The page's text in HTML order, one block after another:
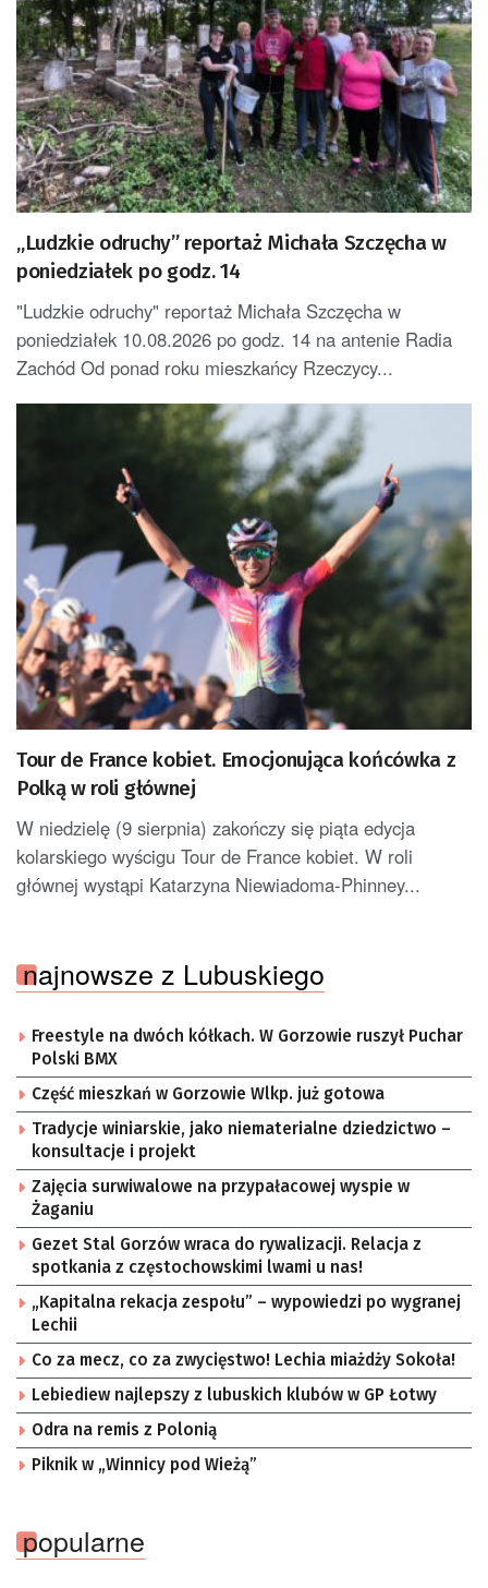
„Ludzkie odruchy” reportaż Michała Szczęcha w
poniedziałek po godz. 14
"Ludzkie odruchy" reportaż Michała Szczęcha w
poniedziałek 10.08.2026 po godz. 14 na antenie Radia
Zachód Od ponad roku mieszkańcy Rzeczycy...
Tour de France kobiet. Emocjonująca końcówka z
Polką w roli głównej
W niedzielę (9 sierpnia) zakończy się piąta edycja
kolarskiego wyścigu Tour de France kobiet. W roli
głównej wystąpi Katarzyna Niewiadoma-Phinney...
najnowsze z Lubuskiego
Freestyle na dwóch kółkach. W Gorzowie ruszył Puchar
Polski BMX
Część mieszkań w Gorzowie Wlkp. już gotowa
Tradycje winiarskie, jako niematerialne dziedzictwo –
konsultacje i projekt
Zajęcia surwiwalowe na przypałacowej wyspie w
Żaganiu
Gezet Stal Gorzów wraca do rywalizacji. Relacja z
spotkania z częstochowskimi lwami u nas!
„Kapitalna rekacja zespołu” – wypowiedzi po wygranej
Lechii
Co za mecz, co za zwycięstwo! Lechia miażdży Sokoła!
Lebiediew najlepszy z lubuskich klubów w GP Łotwy
Odra na remis z Polonią
Piknik w „Winnicy pod Wieżą”
popularne